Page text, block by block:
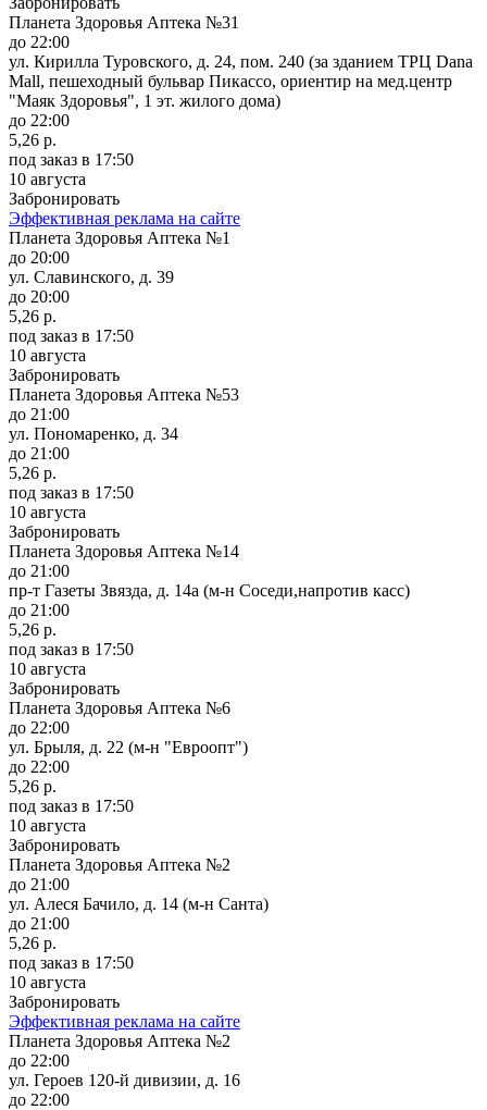
Планета Здоровья Аптека №31
до 22:00
ул. Кирилла Туровского, д. 24, пом. 240 (за зданием ТРЦ Dana
Mall, пешеходный бульвар Пикассо, ориентир на мед.центр
"Маяк Здоровья", 1 эт. жилого дома)
до 22:00
5,26 р.
под заказ в 17:50
10 августа
Забронировать
Эффективная реклама на сайте
Планета Здоровья Аптека №1
до 20:00
ул. Славинского, д. 39
до 20:00
5,26 р.
под заказ в 17:50
10 августа
Забронировать
Планета Здоровья Аптека №53
до 21:00
ул. Пономаренко, д. 34
до 21:00
5,26 р.
под заказ в 17:50
10 августа
Забронировать
Планета Здоровья Аптека №14
до 21:00
пр-т Газеты Звязда, д. 14а (м-н Соседи,напротив касс)
до 21:00
5,26 р.
под заказ в 17:50
10 августа
Забронировать
Планета Здоровья Аптека №6
до 22:00
ул. Брыля, д. 22 (м-н "Евроопт")
до 22:00
5,26 р.
под заказ в 17:50
10 августа
Забронировать
Планета Здоровья Аптека №2
до 21:00
ул. Алеся Бачило, д. 14 (м-н Санта)
до 21:00
5,26 р.
под заказ в 17:50
10 августа
Забронировать
Эффективная реклама на сайте
Планета Здоровья Аптека №2
до 22:00
ул. Героев 120-й дивизии, д. 16
до 22:00